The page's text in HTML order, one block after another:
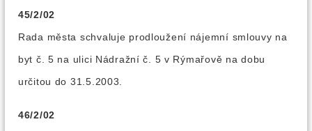
45/2/02
Rada města schvaluje prodloužení nájemní smlouvy na
byt č. 5 na ulici Nádražní č. 5 v Rýmařově na dobu
určitou do 31.5.2003.
46/2/02